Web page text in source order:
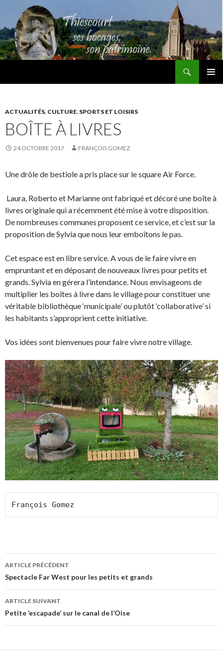
ACTUALITÉS, CULTURE, SPORTS ET LOISIRS
BOÎTE À LIVRES
24 OCTOBRE 2017 FRANÇOIS GOMEZ
Une drôle de bestiole a pris place sur le square Air Force.
Laura, Roberto et Marianne ont fabriqué et décoré une boîte à
livres originale qui a récemment été mise à votre disposition.
De nombreuses communes proposent ce service, et c’est sur la
proposition de Sylvia que nous leur emboîtons le pas.
Cet espace est en libre service. A vous de le faire vivre en
empruntant et en déposant de nouveaux livres pour petits et
grands. Sylvia en gérera l’intendance. Nous envisageons de
multiplier les boîtes à livre dans le village pour constituer une
véritable bibliothèque ‘municipale’ ou plutôt ‘collaborative’ si
les habitants s’approprient cette initiative.
Vos idées sont bienvenues pour faire vivre notre village.
François Gomez
Navigation
des
articles
ARTICLE PRÉCÉDENT
Spectacle Far West pour les petits et grands
ARTICLE SUIVANT
Petite ‘escapade’ sur le canal de l’Oise